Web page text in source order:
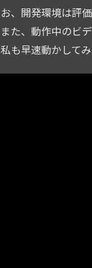
お、開発環境は評
また、動作中のビ
私も早速動かしてみ